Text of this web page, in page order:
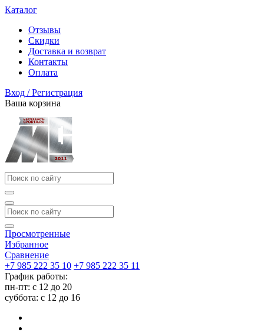
Каталог
Отзывы
Скидки
Доставка и возврат
Контакты
Оплата
Вход / Регистрация
Ваша корзина
Просмотренные
Избранное
Сравнение
+7 985 222 35 10 +7 985 222 35 11
График работы:
пн-пт: с 12 до 20
суббота: c 12 до 16